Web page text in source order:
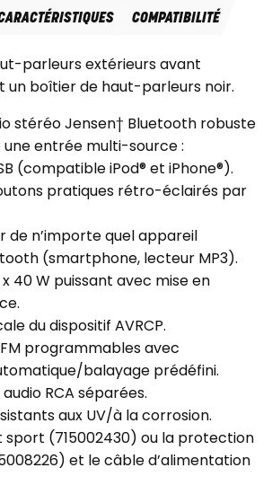
COMPATIBILITÉ
parleurs extérieurs avant
un boîtier de haut-parleurs noir.
stéréo Jensen† Bluetooth robuste
entrée multi-source :
(compatible iPod® et iPhone®).
pratiques rétro-éclairés par
de n’importe quel appareil
(smartphone, lecteur MP3).
40 W puissant avec mise en
du dispositif AVRCP.
programmables avec
balayage prédéfini.
RCA séparées.
aux UV/à la corrosion.
sport (715002430) ou la protection
et le câble d’alimentation